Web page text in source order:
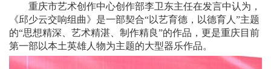
重庆市艺术创作中心创作部李卫东主任在发言中认为，
《邱少云交响组曲》是一部契合“以艺育德，以德育人”主题
的“思想精深、艺术精湛、制作精良”的作品，更是重庆目前
第一部以本土英雄人物为主题的大型器乐作品。